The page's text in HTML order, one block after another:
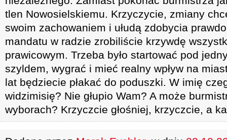
tlen Nowosielskiemu. Krzyczycie, zmiany
swoim zachowaniem i ułudą zdobycia
mandatu w radzie zrobiliście krzywdę
prawicowym. Trzeba było startować pod
szyldem, wygrać i mieć realny wpływ na
lat będziecie płakać do poduszki. W imię
widzimisię? Nie głupio Wam? A może
wyborach? Krzyczcie głośniej, krzyczcie, a